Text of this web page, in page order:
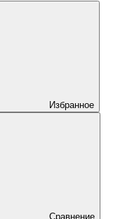
Избранное
Сравнение